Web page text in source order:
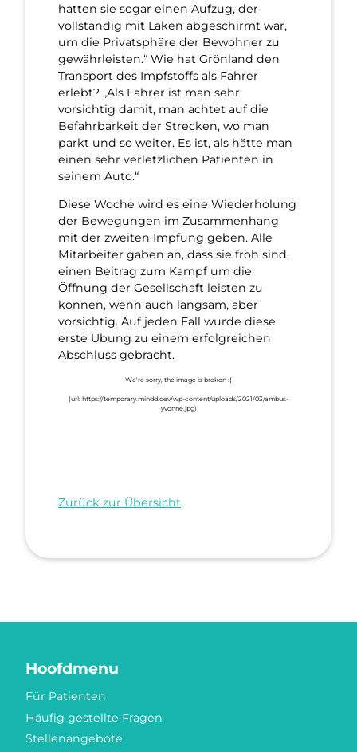
hatten sie sogar einen Aufzug, der
vollständig mit Laken abgeschirmt war,
um die Privatsphäre der Bewohner zu
gewährleisten.“ Wie hat Grönland den
Transport des Impfstoffs als Fahrer
erlebt? „Als Fahrer ist man sehr
vorsichtig damit, man achtet auf die
Befahrbarkeit der Strecken, wo man
parkt und so weiter. Es ist, als hätte man
einen sehr verletzlichen Patienten in
seinem Auto.“
Diese Woche wird es eine Wiederholung
der Bewegungen im Zusammenhang
mit der zweiten Impfung geben. Alle
Mitarbeiter gaben an, dass sie froh sind,
einen Beitrag zum Kampf um die
Öffnung der Gesellschaft leisten zu
können, wenn auch langsam, aber
vorsichtig. Auf jeden Fall wurde diese
erste Übung zu einem erfolgreichen
Abschluss gebracht.
Zurück zur Übersicht
Hoofdmenu
Für Patienten
Häufig gestellte Fragen
Stellenangebote